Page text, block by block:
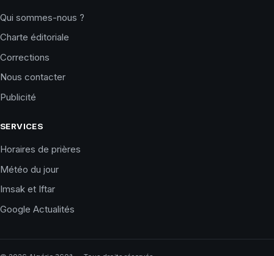
Qui sommes-nous ?
Charte éditoriale
Corrections
Nous contacter
Publicité
SERVICES
Horaires de prières
Météo du jour
Imsak et Iftar
Google Actualités